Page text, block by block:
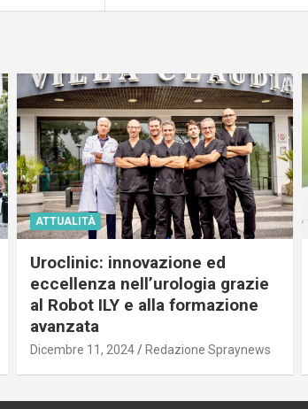
ATTUALITÀ
Uroclinic: innovazione ed
eccellenza nell’urologia grazie
al Robot ILY e alla formazione
avanzata
Dicembre 11, 2024 Redazione Spraynews